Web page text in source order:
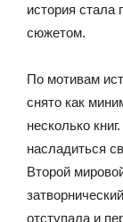
история стала
сюжетом.
По мотивам
снято как
несколько
насладиться
Второй
отступала и